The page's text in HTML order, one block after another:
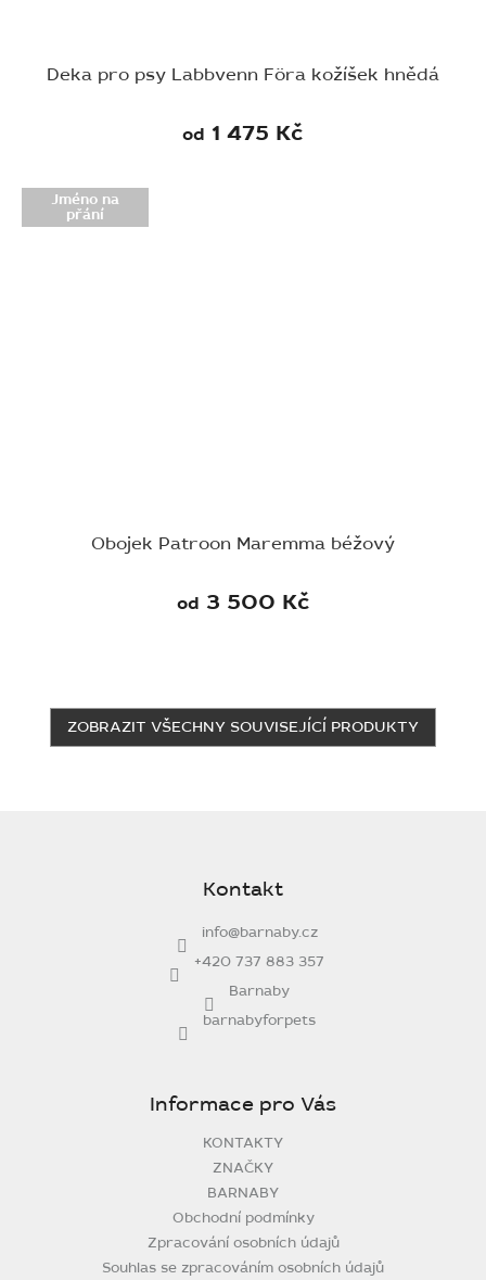
Deka pro psy Labbvenn Föra kožíšek hnědá
od 1 475 Kč
Jméno na
přání
Obojek Patroon Maremma béžový
od 3 500 Kč
ZOBRAZIT VŠECHNY SOUVISEJÍCÍ PRODUKTY
Kontakt
info@barnaby.cz
+420 737 883 357
Barnaby
barnabyforpets
Informace pro Vás
KONTAKTY
ZNAČKY
BARNABY
Obchodní podmínky
Zpracování osobních údajů
Souhlas se zpracováním osobních údajů